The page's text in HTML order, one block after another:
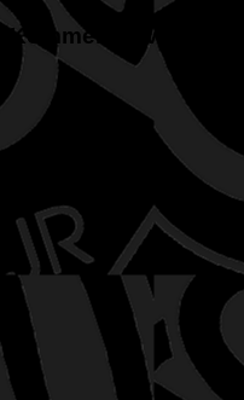
Kommentar verfassen